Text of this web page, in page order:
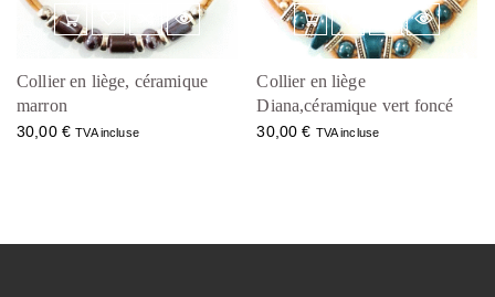
Collier en liège, céramique
marron
30,00 € TVA incluse
Collier en liège
Diana,céramique vert foncé
30,00€ TVA incluse